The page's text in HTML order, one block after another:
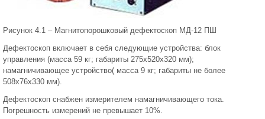
Рисунок 4.1 – Магнитопорошковый дефектоскоп МД-12 ПШ
Дефектоскоп включает в себя следующие устройства: блок
управления (масса 59 кг; габариты 275х520х320 мм);
намагничивающее устройство( масса 9 кг; габариты не более
508х76х330 мм).
Дефектоскоп снабжен измерителем намагничивающего тока.
Погрешность измерений не превышает 10%.